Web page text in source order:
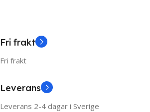
Fri frakt
Fri frakt
Leverans
Leverans 2-4 dagar i Sverige